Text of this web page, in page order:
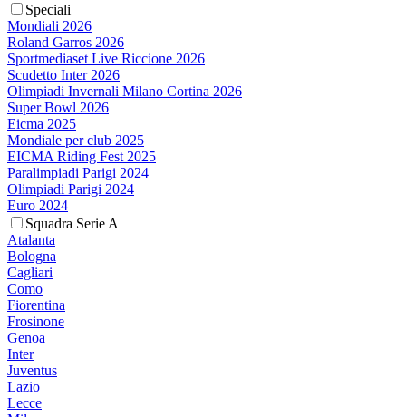
Speciali
Mondiali 2026
Roland Garros 2026
Sportmediaset Live Riccione 2026
Scudetto Inter 2026
Olimpiadi Invernali Milano Cortina 2026
Super Bowl 2026
Eicma 2025
Mondiale per club 2025
EICMA Riding Fest 2025
Paralimpiadi Parigi 2024
Olimpiadi Parigi 2024
Euro 2024
Squadra Serie A
Atalanta
Bologna
Cagliari
Como
Fiorentina
Frosinone
Genoa
Inter
Juventus
Lazio
Lecce